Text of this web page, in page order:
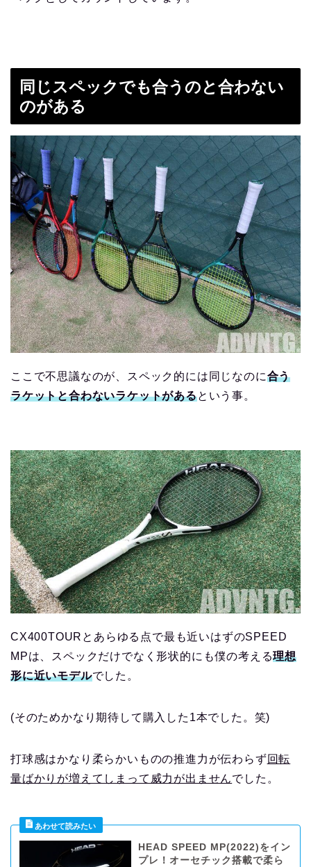
同じスペックでも合うのと合わない
のがある
ここで不思議なのが、スペック的には同じなのに合う
ラケットと合わないラケットがあるという事。
CX400TOURとあらゆる点で最も近いはずのSPEED
MPは、スペックだけでなく形状的にも僕の考える理想
形に近いモデルでした。
(そのためかなり期待して購入した1本でした。笑)
打球感はかなり柔らかいものの推進力が伝わらず回転
量ばかりが増えてしまって威力が出ませんでした。
HEAD SPEED MP(2022)をイン
プレ！オーセチック搭載で柔ら